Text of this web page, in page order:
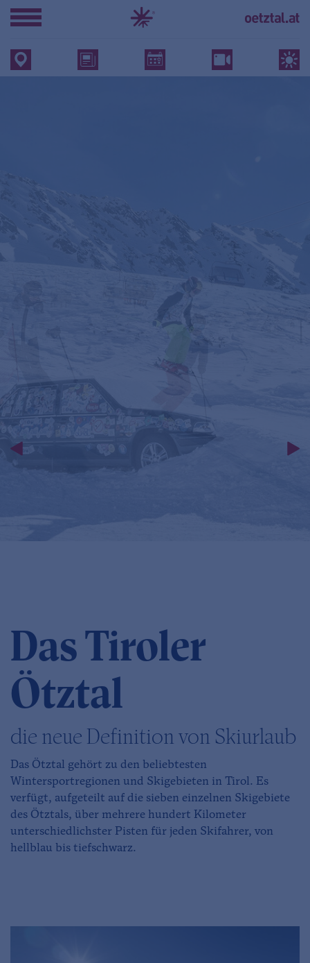
Das Tiroler
Ötztal
die neue Definition von Skiurlaub
Das Ötztal gehört zu den beliebtesten
Wintersportregionen und Skigebieten in Tirol. Es
verfügt, aufgeteilt auf die sieben einzelnen Skigebiete
des Ötztals, über mehrere hundert Kilometer
unterschiedlichster Pisten für jeden Skifahrer, von
hellblau bis tiefschwarz.